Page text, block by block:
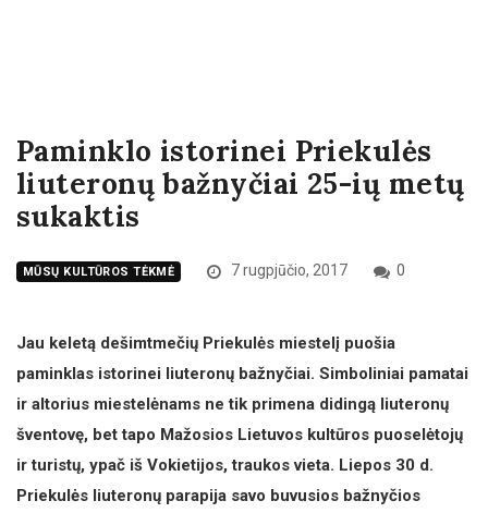
Paminklo istorinei Priekulės
liuteronų bažnyčiai 25-ių metų
sukaktis
MŪSŲ KULTŪROS TĖKMĖ 7 rugpjūčio, 2017 0
Jau keletą dešimtmečių Priekulės miestelį puošia
paminklas istorinei liuteronų bažnyčiai. Simboliniai pamatai
ir altorius miestelėnams ne tik primena didingą liuteronų
šventovę, bet tapo Mažosios Lietuvos kultūros puoselėtojų
ir turistų, ypač iš Vokietijos, traukos vieta. Liepos 30 d.
Priekulės liuteronų parapija savo buvusios bažnyčios